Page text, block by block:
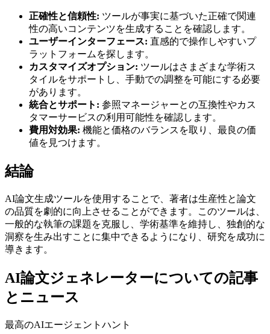
正確性と信頼性: ツールが事実に基づいた正確で関連
性の高いコンテンツを生成することを確認します。
ユーザーインターフェース: 直感的で操作しやすいプ
ラットフォームを探します。
カスタマイズオプション: ツールはさまざまな学術ス
タイルをサポートし、手動での調整を可能にする必要
があります。
統合とサポート: 参照マネージャーとの互換性やカス
タマーサービスの利用可能性を確認します。
費用対効果: 機能と価格のバランスを取り、最良の価
値を見つけます。
結論
AI論文生成ツールを使用することで、著者は生産性と論文
の品質を劇的に向上させることができます。このツールは、
一般的な執筆の課題を克服し、学術基準を維持し、独創的な
洞察を生み出すことに集中できるようになり、研究を成功に
導きます。
AI論文ジェネレーターについての記事
とニュース
最高のAIエージェントハント